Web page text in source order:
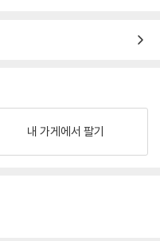
내 가게에서 팔기